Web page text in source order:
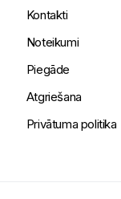
Kontakti
Noteikumi
Piegāde
Atgriešana
Privātuma politika